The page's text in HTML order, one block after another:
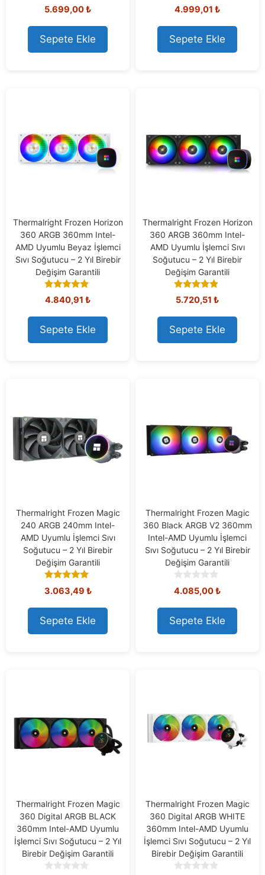
0
o
u
t
o
f
5.699,00₺
Sepete Ekle
4.50
out of 5
4.999,01 ₺
Sepete Ekle
Thermalright Frozen Horizon
360 ARGB 360mm Intel-
AMD Uyumlu Beyaz İşlemci
Sıvı Soğutucu – 2 Yıl Birebir
Değişim Garantili
4.78
out of 5
4.840,91 ₺
Sepete Ekle
Thermalright Frozen Horizon
360 ARGB 360mm Intel-
AMD Uyumlu İşlemci Sıvı
Soğutucu – 2 Yıl Birebir
Değişim Garantili
4.71
out of 5
5.720,51 ₺
Sepete Ekle
Thermalright Frozen Magic
240 ARGB 240mm Intel-
AMD Uyumlu İşlemci Sıvı
Soğutucu – 2 Yıl Birebir
Değişim Garantili
5.00
out of 5
3.063,49 ₺
Sepete Ekle
Thermalright Frozen Magic
360 Black ARGB V2 360mm
Intel-AMD Uyumlu İşlemci
Sıvı Soğutucu – 2 Yıl Birebir
Değişim Garantili
0
o
u
t
o
f
4.085,00₺
Sepete Ekle
Thermalright Frozen Magic
360 Digital ARGB BLACK
360mm Intel-AMD Uyumlu
İşlemci Sıvı Soğutucu – 2 Yıl
Birebir Değişim Garantili
Thermalright Frozen Magic
360 Digital ARGB WHITE
360mm Intel-AMD Uyumlu
İşlemci Sıvı Soğutucu – 2 Yıl
Birebir Değişim Garantili